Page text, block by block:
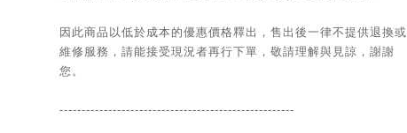
因此商品以低於成本的優惠價格釋出，售出後一律不提供退換或
維修服務，請能接受現況者再行下單，敬請理解與見諒，謝謝
您。
-----------------------------------------------------